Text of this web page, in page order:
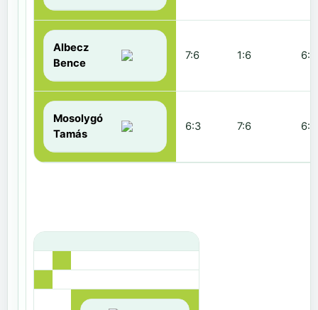
Albecz
Bence
7:6 1:6 6:3
Mosolygó
Tamás
6:3 7:6 6:1